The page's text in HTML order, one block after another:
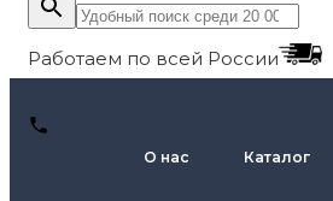
Работаем по всей России
О нас Каталог